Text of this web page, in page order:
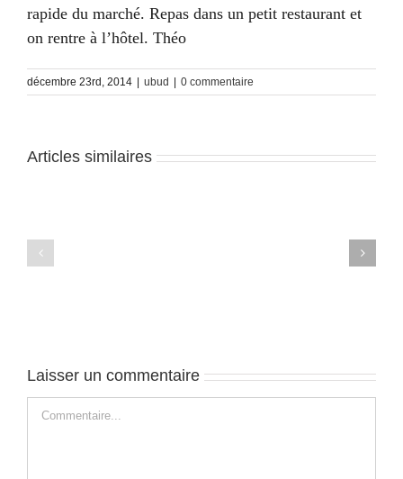
rapide du marché. Repas dans un petit restaurant et
on rentre à l’hôtel. Théo
décembre 23rd, 2014 ubud 0 commentaire
Articles similaires
Laisser un commentaire